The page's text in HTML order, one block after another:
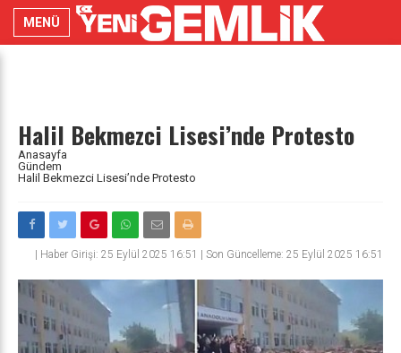
MENÜ
Halil Bekmezci Lisesi’nde Protesto
Anasayfa
Gündem
Halil Bekmezci Lisesi’nde Protesto
Haber Girişi: 25 Eylül 2025 16:51 | Son Güncelleme: 25 Eylül 2025 16:51